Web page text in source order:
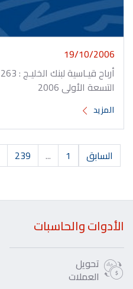
19/10/2006
التسعة الأولى 2006
المزيد
السابق 1
...
239
الأدوات والحاسبات
تحويل
العملات